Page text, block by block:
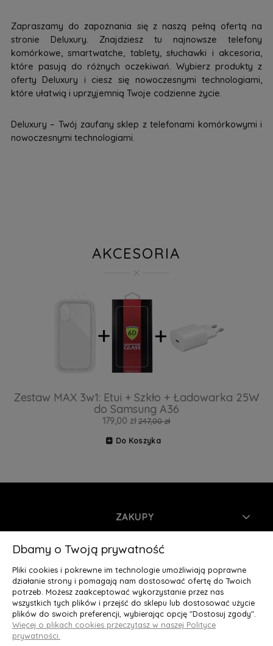
Zapraszamy do zapoznania się z naszą pełną ofertą na
stronie Deluxury. Znajdziesz tu najnowsze telefony
komórkowe, smartwatche, tablety, słuchawki i akcesoria,
które pasują do różnych oczekiwań. Wybierz produkty z
oferty Deluxury i ciesz się nowoczesnymi technologiami,
które ułatwią i uprzyjemnią Twoje codzienne życie.
Deluxury – Twój zaufany sklep z telefonami komórkowymi i
nowoczesnymi technologiami.
AKCESORIA
Zestaw MAX 3w1: Etui + Szkło + Ładowarka 25W
do Samsung A36
179,00 zł 247,00 zł
Do Koszyka
ZAKUPY
INFORMACJE
MOJE KONTO
O NAS
Deluxury.pl
Dbamy o Twoją prywatność
Pliki cookies i pokrewne im technologie umożliwiają poprawne
działanie strony i pomagają nam dostosować ofertę do Twoich
potrzeb. Możesz zaakceptować wykorzystanie przez nas
wszystkich tych plików i przejść do sklepu lub dostosować użycie
plików do swoich preferencji, wybierając opcję "Dostosuj zgody".
Więcej o plikach cookies przeczytasz w naszej Polityce
prywatności.